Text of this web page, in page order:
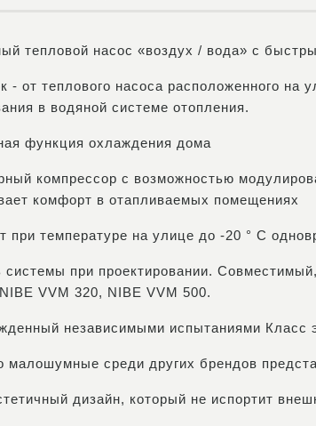
тепловой насос «воздух / вода» с
- от теплового насоса расположенного на
в водяной системе отопления.
функция охлаждения дома
компрессор с возможностью
комфорт в отапливаемых помещениях
при температуре на улице до -20 ° C
системы при проектировании.
VVM 320, NIBE VVM 500.
независимыми испытаниями Класс
малошумные среди других брендов
дизайн, который не испортит